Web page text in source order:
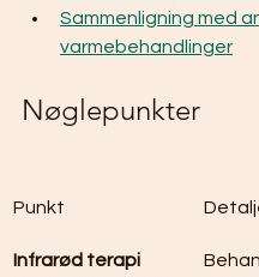
Sammenligning med
varmebehandlinger
Nøglepunkter
Punkt
Infrarød terapi